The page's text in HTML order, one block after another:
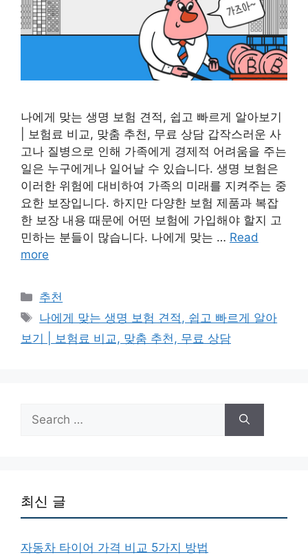
나에게 맞는 생명 보험 견적, 쉽고 빠르게 알아보기
| 보험료 비교, 맞춤 추천, 무료 상담 갑작스러운 사
고나 질병으로 인해 가족에게 경제적 어려움을 주는
일은 누구에게나 일어날 수 있습니다. 생명 보험은
이러한 위험에 대비하여 가족의 미래를 지켜주는 중
요한 보장입니다. 하지만 다양한 보험 제품과 복잡
한 보장 내용 때문에 어떤 보험에 가입해야 할지 고
민하는 분들이 많습니다. 나에게 맞는 … Read
more
Categories
추천
Tags
나에게 맞는 생명 보험 견적, 쉽고 빠르게 알아
보기 | 보험료 비교, 맞춤 추천, 무료 상담
for:
최신 글
자동차 타이어 가격 비교 5가지 방법